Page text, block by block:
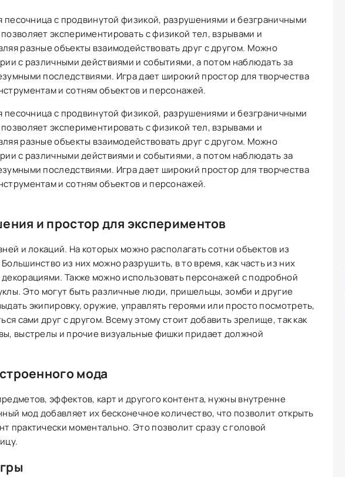
песочница с продвинутой физикой, разрушениями и безграничными
экспериментировать с физикой тел, взрывами и
разные объекты взаимодействовать друг с другом. Можно
с различными действиями и событиями, а потом наблюдать за
последствиями. Игра дает широкий простор для творчества
и сотням объектов и персонажей.
песочница с продвинутой физикой, разрушениями и безграничными
экспериментировать с физикой тел, взрывами и
разные объекты взаимодействовать друг с другом. Можно
с различными действиями и событиями, а потом наблюдать за
последствиями. Игра дает широкий простор для творчества
и сотням объектов и персонажей.
и простор для экспериментов
и локаций. На которых можно располагать сотни объектов из
из них можно разрушить, в то время, как часть из них
Также можно использовать персонажей с подробной
Это могут быть различные люди, пришельцы, зомби и другие
экипировку, оружие, управлять героями или просто посмотреть,
сами друг с другом. Всему этому стоит добавить зрелище, так как
выстрелы и прочие визуальные фишки придает должной
мода
эффектов, карт и другого контента, нужны внутренне
мод добавляет их бесконечное количество, что позволит открыть
практически моментально. Это позволит сразу с головой